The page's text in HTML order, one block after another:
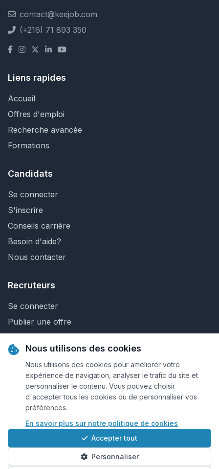
contact@keejob.com
(+216) 71 893 350
Liens rapides
Accueil
Offres d'emploi
Recherche avancée
Formations
Candidats
Se connecter
S'inscrire
Conseils carrière
Besoin d'aide?
Nous contacter
Recruteurs
Se connecter
Publier une offre
Nous contacter
© 2026 Keejob.com. Tous droits réservés.
Conditions et règlement
Cookies
Qui sommes-nous?
Nous utilisons des cookies
Nous utilisons des cookies pour améliorer votre
expérience de navigation, analyser le trafic du site et
personnaliser le contenu. Vous pouvez choisir
d'accepter tous les cookies ou de personnaliser vos
préférences.
En savoir plus sur notre politique de cookies
Accepter tout
Personnaliser